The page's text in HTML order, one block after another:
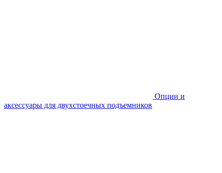
Опции и
аксессуары для двухстоечных подъемников